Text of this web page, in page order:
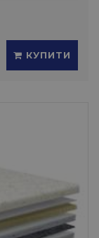
КУПИТИ